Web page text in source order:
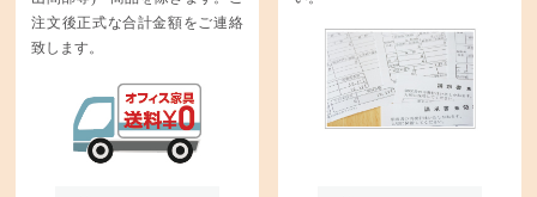
注文後正式な合計金額をご連絡
致します。